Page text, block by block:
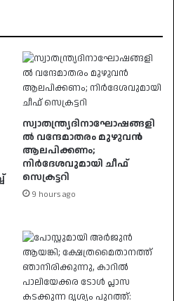
സ്വാതന്ത്ര്യദിനാഘോഷങ്ങളി
ൽ വന്ദേമാതരം മുഴുവൻ
ആലപിക്കണം;
നിർദേശവുമായി ചീഫ്
സെക്രട്ടറി
9 hours ago